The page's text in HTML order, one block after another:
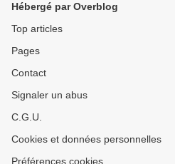
Hébergé par Overblog
Top articles
Pages
Contact
Signaler un abus
C.G.U.
Cookies et données personnelles
Préférences cookies